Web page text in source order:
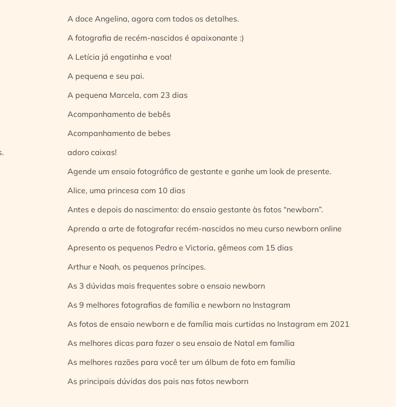
A doce Angelina, agora com todos os detalhes.
A fotografia de recém-nascidos é apaixonante :)
A Letícia já engatinha e voa!
A pequena e seu pai.
A pequena Marcela, com 23 dias
Acompanhamento de bebês
Acompanhamento de bebes
adoro caixas!
Agende um ensaio fotográfico de gestante e ganhe um look de presente.
Alice, uma princesa com 10 dias
Antes e depois do nascimento: do ensaio gestante às fotos “newborn”.
Aprenda a arte de fotografar recém-nascidos no meu curso newborn online
Apresento os pequenos Pedro e Victoria, gêmeos com 15 dias
Arthur e Noah, os pequenos príncipes.
As 3 dúvidas mais frequentes sobre o ensaio newborn
As 9 melhores fotografias de família e newborn no Instagram
As fotos de ensaio newborn e de família mais curtidas no Instagram em 2021
As melhores dicas para fazer o seu ensaio de Natal em família
As melhores razões para você ter um álbum de foto em família
As principais dúvidas dos pais nas fotos newborn